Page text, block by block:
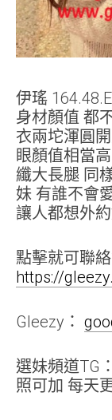
伊瑤
身材顏值 都
衣兩坨渾圓
眼顏值相當
纖大長腿 同
妹 有誰不會
讓人都想外
點擊就可聯
https://
Gleezy：
選妹頻道TG：
照可加 每天更